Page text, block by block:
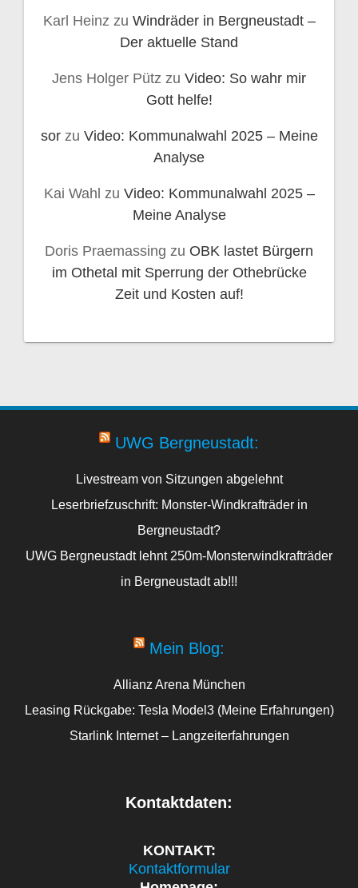
Karl Heinz zu Windräder in Bergneustadt –
Der aktuelle Stand
Jens Holger Pütz zu Video: So wahr mir
Gott helfe!
sorzu Video: Kommunalwahl 2025 – Meine
Analyse
Kai Wahl zu Video: Kommunalwahl 2025 –
Meine Analyse
Doris Praemassing zu OBK lastet Bürgern
im Othetal mit Sperrung der Othebrücke
Zeit und Kosten auf!
UWG Bergneustadt:
Livestream von Sitzungen abgelehnt
Leserbriefzuschrift: Monster-Windkrafträder in
Bergneustadt?
UWG Bergneustadt lehnt 250m-Monsterwindkrafträder
in Bergneustadt ab!!!
Mein Blog:
Allianz Arena München
Leasing Rückgabe: Tesla Model3 (Meine Erfahrungen)
Starlink Internet – Langzeiterfahrungen
Kontaktdaten:
KONTAKT:
Kontaktformular